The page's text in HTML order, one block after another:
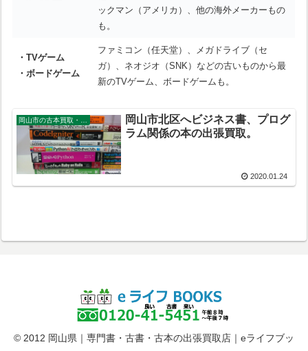
ックマン（アメリカ）、他の海外メーカーもの
も。
・TVゲーム
・ボードゲーム
ファミコン（任天堂）、メガドライブ（セ
ガ）、ネオジオ（SNK）などの古いものから最
新のTVゲーム、ボードゲームも。
岡山市の古本買取・出張買取
岡山市北区へビジネス書、プログ
ラム関係の本の出張買取。
2020.01.24
© 2012 岡山県｜専門書・古書・古本の出張買取店｜eライフブッ